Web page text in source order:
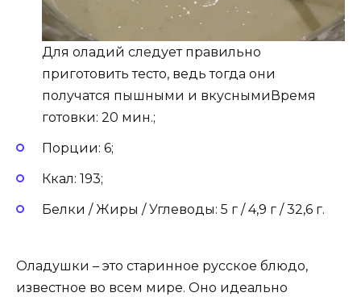
Для оладий следует правильно
приготовить тесто, ведь тогда они
получатся пышными и вкуснымиВремя
готовки: 20 мин.;
Порции: 6;
Ккал: 193;
Белки / Жиры / Углеводы: 5 г / 4,9 г / 32,6 г.
Оладушки – это старинное русское блюдо,
известное во всем мире. Оно идеально